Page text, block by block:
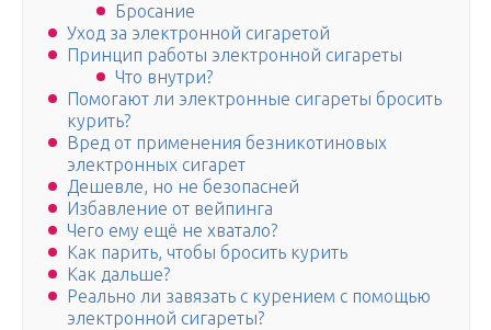
Бросание
Уход за электронной сигаретой
Принцип работы электронной сигареты
Что внутри?
Помогают ли электронные сигареты бросить
курить?
Вред от применения безникотиновых
электронных сигарет
Дешевле, но не безопасней
Избавление от вейпинга
Чего ему ещё не хватало?
Как парить, чтобы бросить курить
Как дальше?
Реально ли завязать с курением с помощью
электронной сигареты?